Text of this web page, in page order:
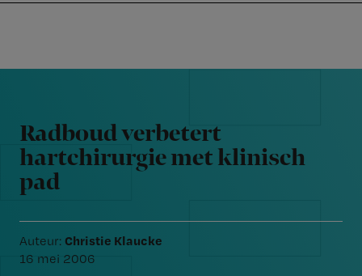
navigation
content
Nursing
Radboud verbetert
hartchirurgie met klinisch
pad
Auteur: Christie Klaucke
16 mei 2006